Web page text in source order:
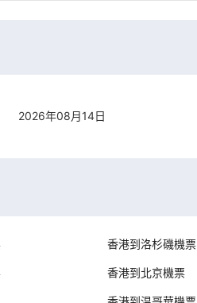
2026年08月14日
香港到洛杉磯機票
香港到北京機票